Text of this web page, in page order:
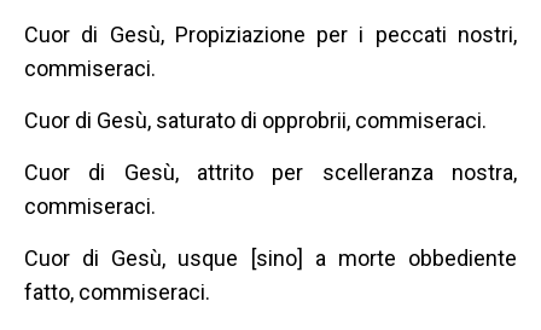
Cuor di Gesù, Propiziazione per i peccati nostri,
commiseraci.
Cuor di Gesù, saturato di opprobrii, commiseraci.
Cuor di Gesù, attrito per scelleranza nostra,
commiseraci.
Cuor di Gesù, usque [sino] a morte obbediente
fatto, commiseraci.